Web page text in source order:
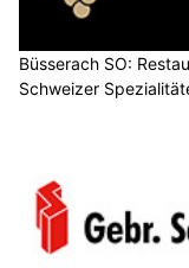
Büsserach SO:
Schweizer